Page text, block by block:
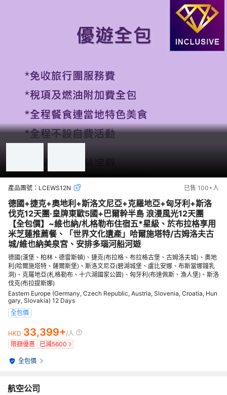
產品團號： LCEWS12N 已售 100+人
德國+捷克+奧地利+斯洛文尼亞+克羅地亞+匈牙利+斯洛
伐克12天團·皇牌東歐5國+巴爾幹半島 浪漫風光12天團
【全包價】~維也納/札格勒布住宿五*星級、於布拉格享用
米芝蓮推薦餐、「世界文化遺產」哈爾施塔特/古姆洛夫古
城/維也納美泉宮、安排多瑙河船河遊
德國(漢堡、柏林、德雷斯頓)、捷克(布拉格、布拉格古堡、古姆洛夫城)、奧地
利(哈爾施塔特、薩爾斯堡)、斯洛文尼亞(碧湖城堡、盧比安娜、布斯當娜鐘乳
洞)、克羅地亞(札格勒布、十六湖國家公園)、匈牙利(布達佩斯、漁人堡)、斯洛
伐克(布拉提斯娜)
Eastern Europe (Germany, Czech Republic, Austria, Slovenia, Croatia, Hun
gary, Slovakia) 12 Days
全包價
HKD 33,399+/人
限額優惠
已減5600
全包價
航空公司